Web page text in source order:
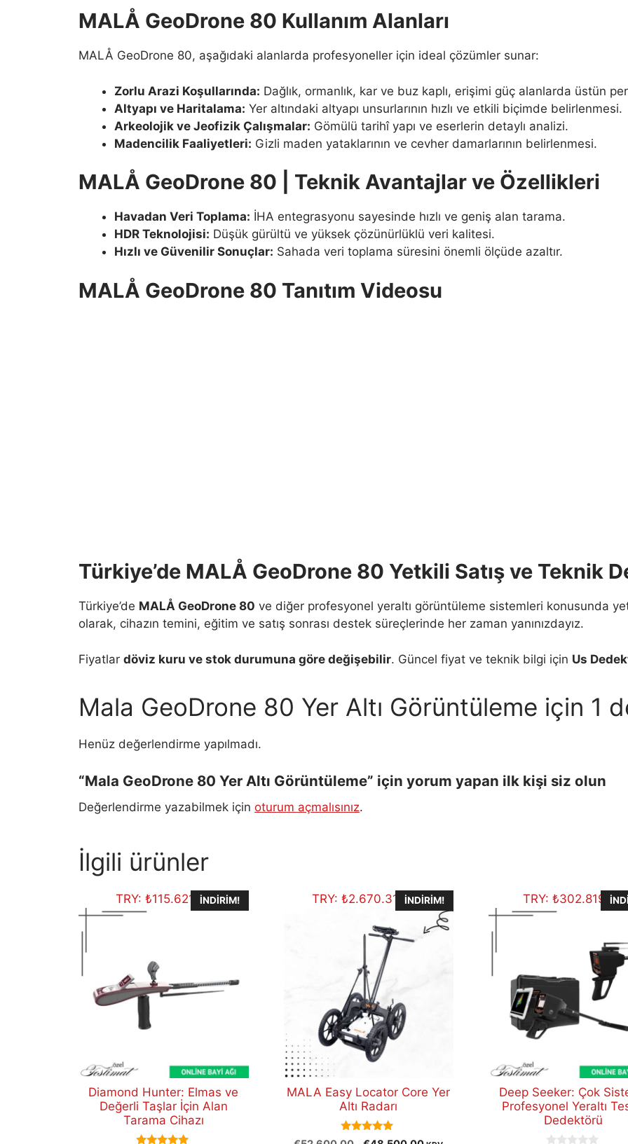
MALÅ GeoDrone 80 Kullanım Alanları
MALÅ GeoDrone 80, aşağıdaki alanlarda profesyoneller için ideal çözümler sunar:
Zorlu Arazi Koşullarında: Dağlık, ormanlık, kar ve buz kaplı, erişimi güç alanlarda üstün
Altyapı ve Haritalama: Yer altındaki altyapı unsurlarının hızlı ve etkili biçimde belirlenmesi.
Arkeolojik ve Jeofizik Çalışmalar: Gömülü tarihî yapı ve eserlerin detaylı analizi.
Madencilik Faaliyetleri: Gizli maden yataklarının ve cevher damarlarının belirlenmesi.
MALÅ GeoDrone 80 | Teknik Avantajlar ve Özellikleri
Havadan Veri Toplama: İHA entegrasyonu sayesinde hızlı ve geniş alan tarama.
HDR Teknolojisi: Düşük gürültü ve yüksek çözünürlüklü veri kalitesi.
Hızlı ve Güvenilir Sonuçlar: Sahada veri toplama süresini önemli ölçüde azaltır.
MALÅ GeoDrone 80 Tanıtım Videosu
Türkiye’de MALÅ GeoDrone 80 Yetkili Satış ve Teknik
Türkiye’de MALÅ GeoDrone 80 ve diğer profesyonel yeraltı görüntüleme sistemleri konusunda
olarak, cihazın temini, eğitim ve satış sonrası destek süreçlerinde her zaman yanınızdayız.
Fiyatlar döviz kuru ve stok durumuna göre değişebilir. Güncel fiyat ve teknik bilgi için Us
Mala GeoDrone 80 Yer Altı Görüntüleme için 1
Henüz değerlendirme yapılmadı.
“Mala GeoDrone 80 Yer Altı Görüntüleme” için yorum yapan ilk kişi siz olun
Değerlendirme yazabilmek için oturum açmalısınız.
İlgili ürünler
TRY: ₺115.621,80İNDIRIM!
Diamond Hunter: Elmas ve
Değerli Taşlar İçin Alan
Tarama Cihazı
TRY:₺2.670.313,00İNDIRIM!
MALA Easy Locator Core Yer
Altı Radarı
5.00
TRY: ₺302.819,00
Deep Seeker: Çok
Profesyonel Yeraltı
Dedektörü